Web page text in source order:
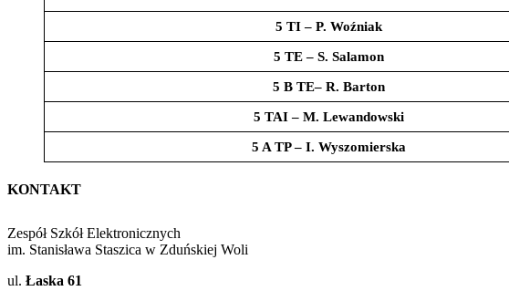
5 TI – P. Woźniak
5 TE – S. Salamon
5 B TE– R. Barton
5 TAI – M. Lewandowski
5 A TP – I. Wyszomierska
KONTAKT
Zespół Szkół Elektronicznych
im. Stanisława Staszica w Zduńskiej Woli
ul. Łaska 61